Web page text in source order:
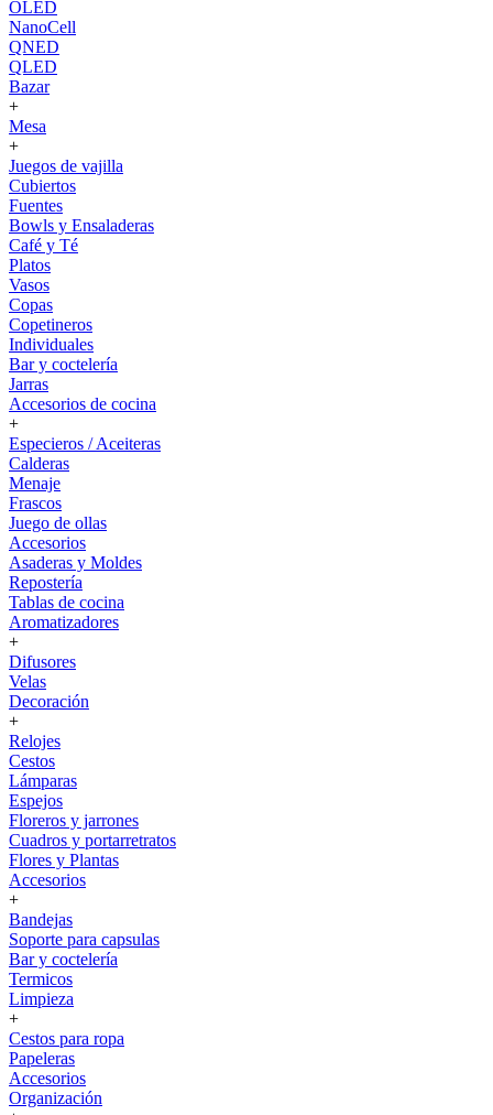
OLED
NanoCell
QNED
QLED
Bazar
+
Mesa
+
Juegos de vajilla
Cubiertos
Fuentes
Bowls y Ensaladeras
Café y Té
Platos
Vasos
Copas
Copetineros
Individuales
Bar y coctelería
Jarras
Accesorios de cocina
+
Especieros / Aceiteras
Calderas
Menaje
Frascos
Juego de ollas
Accesorios
Asaderas y Moldes
Repostería
Tablas de cocina
Aromatizadores
+
Difusores
Velas
Decoración
+
Relojes
Cestos
Lámparas
Espejos
Floreros y jarrones
Cuadros y portarretratos
Flores y Plantas
Accesorios
+
Bandejas
Soporte para capsulas
Bar y coctelería
Termicos
Limpieza
+
Cestos para ropa
Papeleras
Accesorios
Organización